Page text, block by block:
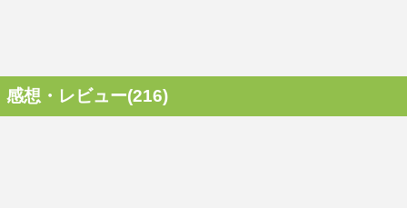
感想・レビュー(216)